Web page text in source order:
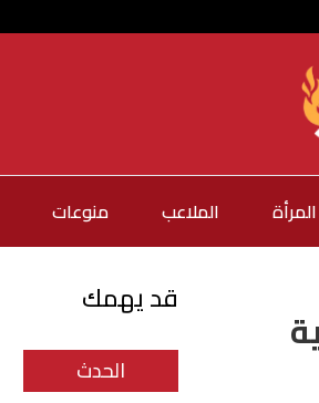
الملاعب منوعات
قد يهمك
الحدث